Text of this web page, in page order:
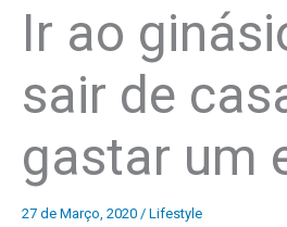
Ir ao
sair de
gastar um
27 de Março, 2020 / Lifestyle